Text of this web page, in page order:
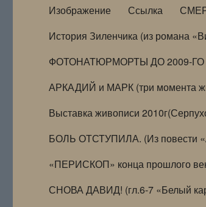
Изображение
Ссылка
История Зиленчика (из романа
ФОТОНАТЮРМОРТЫ ДО 2009-ГО
АРКАДИЙ и МАРК (три момента
Выставка живописи
БОЛЬ ОТСТУПИЛА. (Из повести
«ПЕРИСКОП» конца прошлого
СНОВА ДАВИД! (гл.6-7 «Белый